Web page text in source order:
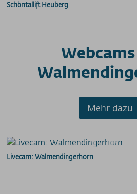
Schöntallift Heuberg
Mehr dazu
Livecam: Walmendingerhorn